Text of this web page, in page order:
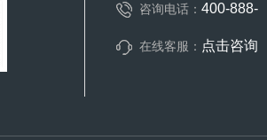
咨询电话： 400-888-
在线客服： 点击咨询